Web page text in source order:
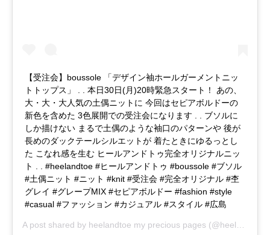
【受注会】boussole 「デザイン袖ホールガーメントニッ
トトップス」 . . 本日30日(月)20時緊急スタート！ あの、
大・大・大人気の土偶ニットに 今回はセピアボルドーの
新色を含めた 3色展開での受注会になります . . ブソルに
しか描けない まるで土偶のような袖口のパターンや 後が
長めのダックテールシルエットが 着たときにゆるっとし
た こなれ感を生む ヒールアンドトゥ完全オリジナルニッ
ト . . #heelandtoe #ヒールアンドトゥ #boussole #ブソル
#土偶ニット #ニット #knit #受注会 #完全オリジナル #杢
グレイ #グレープMIX #セピアボルドー #fashion #style
#casual #ファッション #カジュアル #スタイル #広島
A post shared by heelandtoe my precious pages (@heelandtoe.japan) on